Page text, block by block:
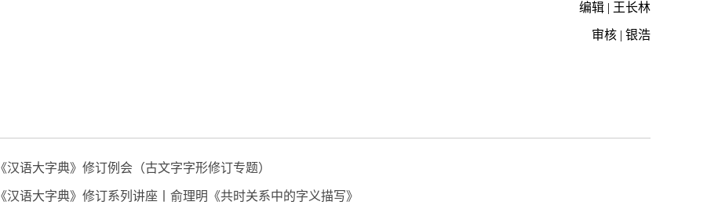
编辑 | 王长林
审核 | 银浩
《汉语大字典》修订例会（古文字字形修订专题）
《汉语大字典》修订系列讲座丨俞理明《共时关系中的字义描写》